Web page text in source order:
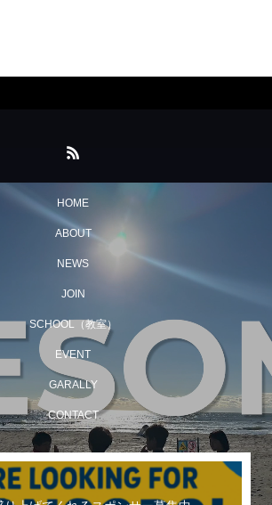
HOME
ABOUT
NEWS
JOIN
SCHOOL（教室）
EVENT
GARALLY
CONTACT